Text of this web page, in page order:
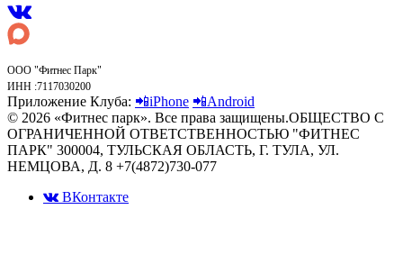
ООО "Фитнес Парк"
ИНН :7117030200
Приложение Клуба: 📲iPhone 📲Android
© 2026 «Фитнес парк». Все права защищены.ОБЩЕСТВО С
ОГРАНИЧЕННОЙ ОТВЕТСТВЕННОСТЬЮ "ФИТНЕС
ПАРК" 300004, ТУЛЬСКАЯ ОБЛАСТЬ, Г. ТУЛА, УЛ.
НЕМЦОВА, Д. 8 +7(4872)730-077
ВКонтакте